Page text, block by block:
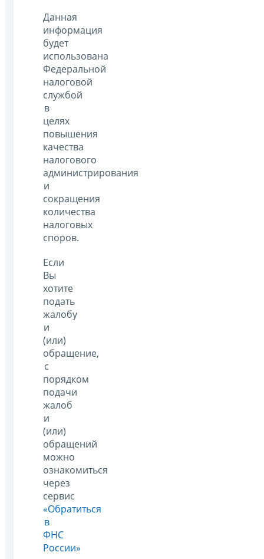
Данная
информация
будет
использована
Федеральной
налоговой
службой
в
целях
повышения
качества
налогового
администрирования
и
сокращения
количества
налоговых
споров.
Если
Вы
хотите
подать
жалобу
и
(или)
обращение,
с
порядком
подачи
жалоб
и
(или)
обращений
можно
ознакомиться
через
сервис
«Обратиться
в
ФНС
России»